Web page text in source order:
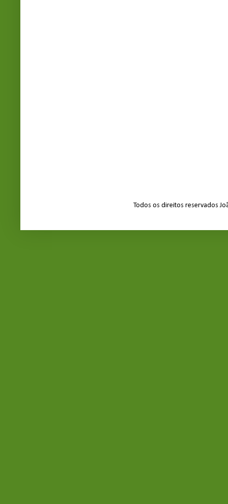
Todos os direitos reservados